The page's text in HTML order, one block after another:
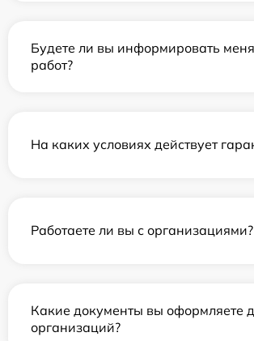
Будете ли вы информировать
работ?
На каких условиях действует
Работаете ли вы с организациями?
Какие документы вы оформляете
организаций?